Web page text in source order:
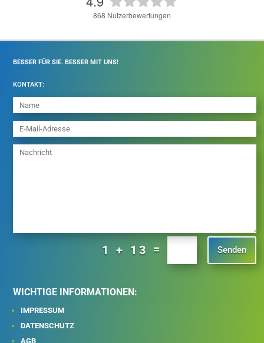
868 Nutzerbewertungen
BESSER FÜR SIE. BESSER MIT UNS!
KONTAKT:
1 + 13 = Senden
WICHTIGE INFORMATIONEN:
IMPRESSUM
DATENSCHUTZ
AGB